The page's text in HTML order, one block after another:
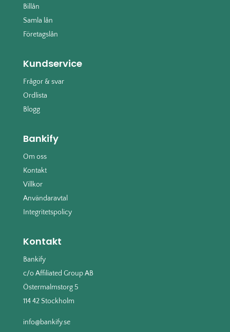
Billån
Samla lån
Företagslån
Kundservice
Frågor & svar
Ordlista
Blogg
Bankify
Om oss
Kontakt
Villkor
Användaravtal
Integritetspolicy
Kontakt
Bankify
c/o Affiliated Group AB
Östermalmstorg 5
114 42 Stockholm
info@bankify.se